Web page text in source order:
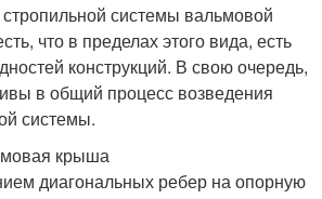
стропильной системы вальмовой
что в пределах этого вида, есть
конструкций. В свою очередь,
в общий процесс возведения
системы.
крыша
диагональных ребер на опорную